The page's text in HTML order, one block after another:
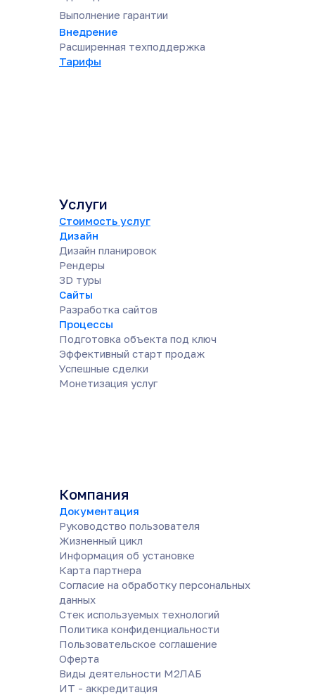
Компания
Документация
Руководство пользователя
Жизненный цикл
Информация об установке
Карта партнера
Согласие на обработку персональных
данных
Cтек используемых технологий
Политика конфиденциальности
Пользовательское соглашение
Оферта
Виды деятельности М2ЛАБ
ИТ - аккредитация
Услуги
Стоимость услуг
Дизайн
Дизайн планировок
Рендеры
3D туры
Сайты
Разработка сайтов
Процессы
Подготовка объекта под ключ
Эффективный старт продаж
Успешные сделки
Монетизация услуг
Выполнение гарантии
Внедрение
Расширенная техподдержка
Тарифы